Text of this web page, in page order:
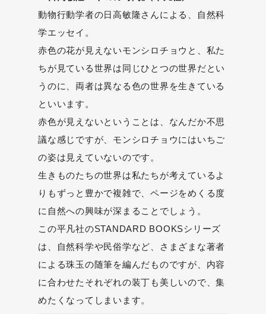
動物行動学者の日高敏隆さんによる、自然科
学エッセイ。
赤色の花が見えないモンシロチョウと、私た
ちが見ている世界は同じひとつの世界だとい
うのに、両者は異なる色の世界を生きている
といいます。
赤色が見えないということは、なんだか不思
議な感じですが、モンシロチョウにはいちご
の姿は見えていないのです。
生きものたちの世界は私たちが考えているよ
りもずっと豊かで複雑で、ページをめくる度
に自然への興味が深まることでしょう。
この平凡社のSTANDARD BOOKSシリーズ
は、自然科学や民俗学など、さまざまな著者
による珠玉の随筆を編んだものですが、内容
に合わせたそれぞれの装丁も美しいので、集
めたくなってしまいます。